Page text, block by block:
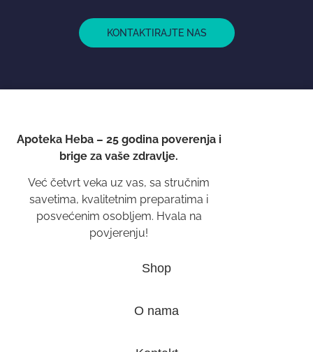
KONTAKTIRAJTE NAS
Apoteka Heba – 25 godina poverenja i
brige za vaše zdravlje.
Već četvrt veka uz vas, sa stručnim
savetima, kvalitetnim preparatima i
posvećenim osobljem. Hvala na
povjerenju!
Shop
O nama